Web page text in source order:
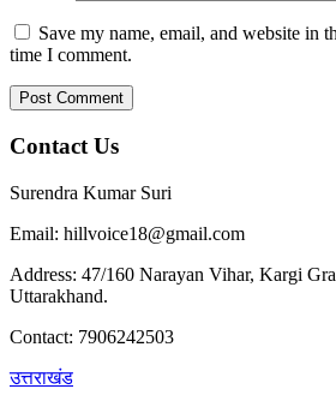
Save my name, email, and website in
time I comment.
Contact Us
Surendra Kumar Suri
Email: hillvoice18@gmail.com
Address: 47/160 Narayan Vihar, Kargi
Uttarakhand.
Contact: 7906242503
उत्तराखंड